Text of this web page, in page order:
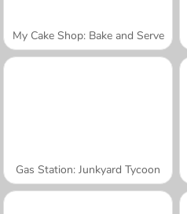
My Cake Shop: Bake and Serve
Gas Station: Junkyard Tycoon